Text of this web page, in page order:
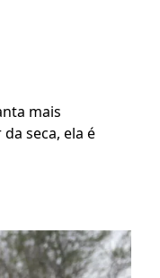
mais
seca, ela é